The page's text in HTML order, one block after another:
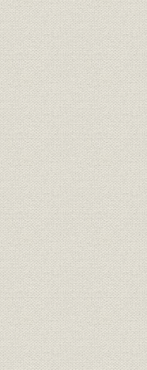
合